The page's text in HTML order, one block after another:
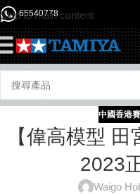
Skip to main content
65540778
中國香港
【偉高模型
2023
Waigo